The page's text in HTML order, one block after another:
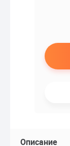
Описание